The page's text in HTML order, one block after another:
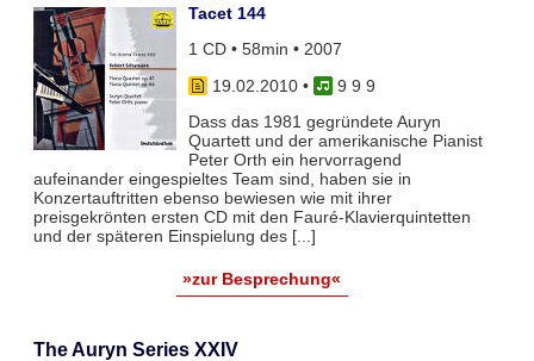
Tacet 144
1 CD • 58min • 2007
19.02.2010•
9 9 9
Dass das 1981 gegründete Auryn
Quartett und der amerikanische Pianist
Peter Orth ein hervorragend
aufeinander eingespieltes Team sind, haben sie in
Konzertauftritten ebenso bewiesen wie mit ihrer
preisgekrönten ersten CD mit den Fauré-Klavierquintetten
und der späteren Einspielung des [...]
»zur Besprechung«
The Auryn Series XXIV